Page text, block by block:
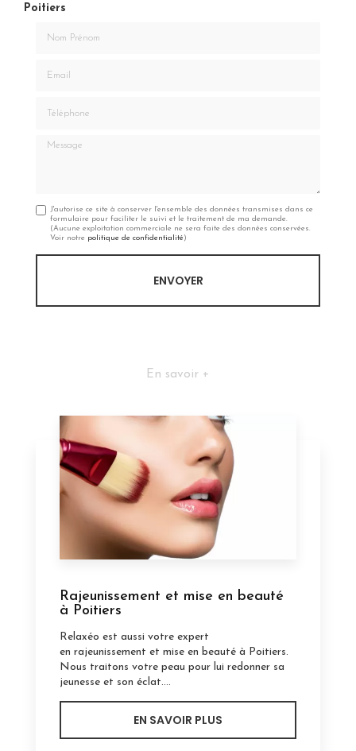
Poitiers
Message
J'autorise ce site à conserver l'ensemble des données transmises dans ce
formulaire pour faciliter le suivi et le traitement de ma demande.
(Aucune exploitation commerciale ne sera faite des données conservées.
Voir notre politique de confidentialité)
En savoir +
Rajeunissement et mise en beauté
à Poitiers
Relaxéo est aussi votre expert
en rajeunissement et mise en beauté à Poitiers.
Nous traitons votre peau pour lui redonner sa
jeunesse et son éclat....
EN SAVOIR PLUS